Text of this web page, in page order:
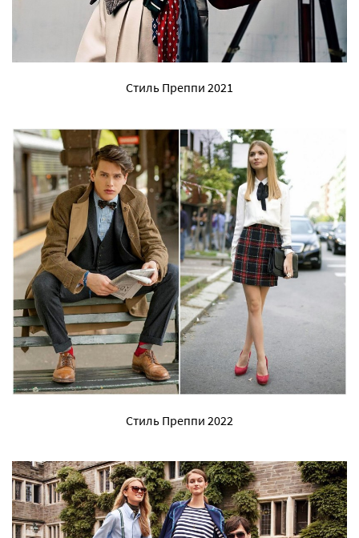
Стиль Преппи 2021
Стиль Преппи 2022